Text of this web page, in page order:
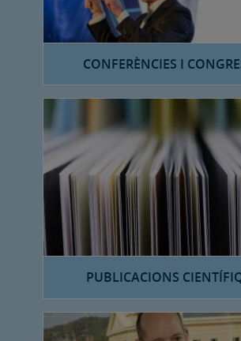
CONFERÈNCIES I
PUBLICACIONS